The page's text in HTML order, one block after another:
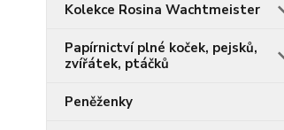
Kolekce Rosina Wachtmeister
Papírnictví plné koček, pejsků,
zvířátek, ptáčků
Peněženky